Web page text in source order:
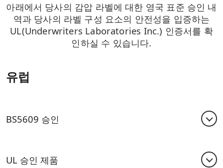
아래에서 당사의 감압 라벨에 대한 영국 표준 승인 내
역과 당사의 라벨 구성 요소의 안전성을 입증하는
UL(Underwriters Laboratories Inc.) 인증서를 확
인하실 수 있습니다.
유럽
BS5609 승인
압 라벨에 관한 공인 영국 표준입니다.
UL 승인 제품